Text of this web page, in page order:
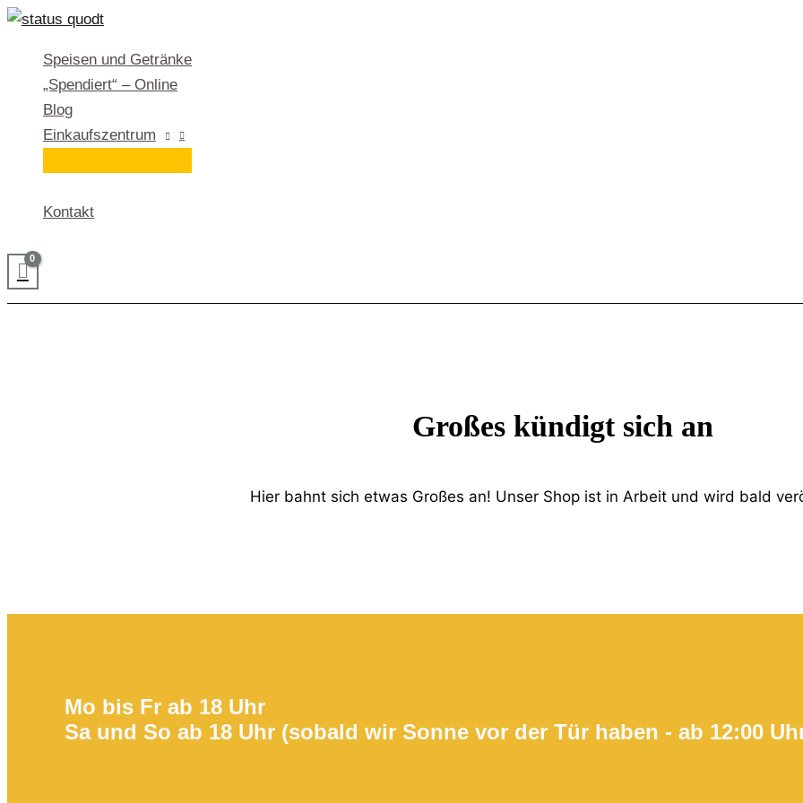
Zum
springenSpeisen und Getränke
„Spendiert“ – Online
Blog
Einkaufszentrum
Kontakt
Großes kündigt sich an
Hier bahnt sich etwas Großes an! Unser Shop ist in Arbeit und wird bald
Mo bis Fr ab 18 Uhr
Sa und So ab 18 Uhr (sobald wir Sonne vor der Tür haben - ab 12:00